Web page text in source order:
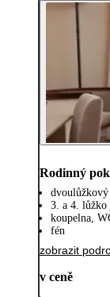
Rodinný
dvoulůžkový
3. a 4. lůžko
koupelna,
fén
zobrazit
v ceně